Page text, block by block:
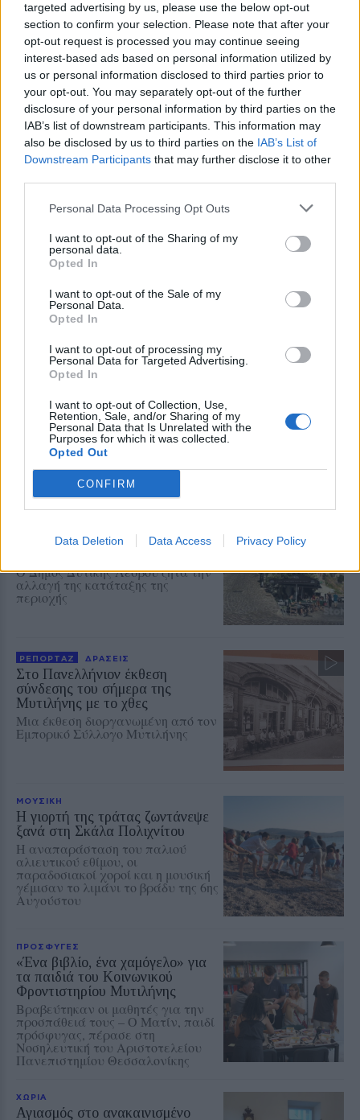
targeted advertising by us, please use the below opt-out
section to confirm your selection. Please note that after your
opt-out request is processed you may continue seeing
interest-based ads based on personal information utilized by
us or personal information disclosed to third parties prior to
your opt-out. You may separately opt-out of the further
disclosure of your personal information by third parties on the
IAB’s list of downstream participants. This information may
also be disclosed by us to third parties on the IAB’s List of
Downstream Participants that may further disclose it to other
Personal Data Processing Opt Outs
I want to opt-out of the Sharing of my
personal data.
Opted In
I want to opt-out of the Sale of my
Personal Data.
Opted In
I want to opt-out of processing my
Personal Data for Targeted Advertising.
Opted In
I want to opt-out of Collection, Use,
Retention, Sale, and/or Sharing of my
Personal Data that Is Unrelated with the
Purposes for which it was collected.
Opted Out
CONFIRM
Data Deletion Data Access Privacy Policy
ΣΤΗΝ ΙΔΙΑ ΚΑΤΗΓΟΡΙΑ
ΧΩΡΙΑ
Προβληματική υδροδότηση σε
σπίτια κοντά στο Κάστρο του
Μολύβου
Κάτοικος διαμαρτύρεται και ζητά
να δοθεί λύση στο πρόβλημα που
ταλαιπωρεί τον ίδιο και άλλους
Η Αγιάσος τιμά τον Γιάννη
Χατζηβασιλείου
Εκδήλωση για τον επί 45 χρόνια
περιοδικού «ΑΓΙΑΣΟΣ», τη
Δευτέρα 10 Αυγούστου στο «Χάνι»
της Παναγίας
ΜΟΥΣΙΚΗ
Μουσικές πάνω στο κύμα στην
Δύο ημέρες γεμάτες ζωντανή
μουσική, χορό και διασκέδαση από
τον Πολιτιστικό Εξωραϊστικό
Σύλλογο «Η Δρώτα»
ΔΥΤΙΚΗ ΛΕΣΒΟΣ
Χωροταξικό Τουρισμού στη
Ο Δήμος Δυτικής Λέσβου ζητά την
αλλαγή της κατάταξης της
περιοχής
ΡΕΠΟΡΤΑΖ ΔΡΑΣΕΙΣ
Στο Πανελλήνιον έκθεση
σύνδεσης του σήμερα της
Μυτιλήνης με το χθες
Μια έκθεση διοργανωμένη από τον
Εμπορικό Σύλλογο Μυτιλήνης
ΜΟΥΣΙΚΗ
Η γιορτή της τράτας ζωντάνεψε
ξανά στη Σκάλα Πολιχνίτου
Η αναπαράσταση του παλιού
αλιευτικού εθίμου, οι
παραδοσιακοί χοροί και η μουσική
γέμισαν το λιμάνι το βράδυ της 6ης
Αυγούστου
ΠΡΟΣΦΥΓΕΣ
«Ένα βιβλίο, ένα χαμόγελο» για
τα παιδιά του Κοινωνικού
Φροντιστηρίου Μυτιλήνης
Βραβεύτηκαν οι μαθητές για την
προσπάθειά τους – Ο Ματίν, παιδί
πρόσφυγας, πέρασε στη
Νοσηλευτική του Αριστοτελείου
Πανεπιστημίου Θεσσαλονίκης
ΧΩΡΙΑ
Αγιασμός στο ανακαινισμένο